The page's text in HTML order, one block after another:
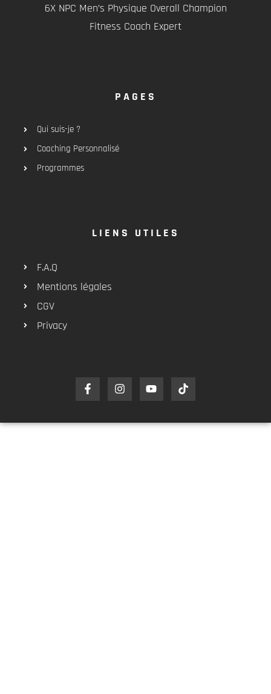
6X NPC Men’s Physique Overall Champion
Fitness Coach Expert
PAGES
Qui suis-je ?
Coaching Personnalisé
Programmes
LIENS UTILES
F.A.Q
Mentions légales
CGV
Privacy